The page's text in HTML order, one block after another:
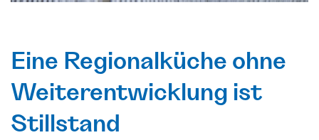
Eine Regionalküche ohne
Weiterentwicklung ist
Stillstand